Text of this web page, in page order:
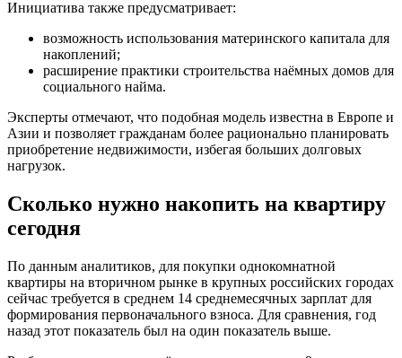
Инициатива также предусматривает:
возможность использования материнского капитала для
накоплений;
расширение практики строительства наёмных домов для
социального найма.
Эксперты отмечают, что подобная модель известна в Европе и
Азии и позволяет гражданам более рационально планировать
приобретение недвижимости, избегая больших долговых
нагрузок.
Сколько нужно накопить на квартиру
сегодня
По данным аналитиков, для покупки однокомнатной
квартиры на вторичном рынке в крупных российских городах
сейчас требуется в среднем 14 среднемесячных зарплат для
формирования первоначального взноса. Для сравнения, год
назад этот показатель был на один показатель выше.